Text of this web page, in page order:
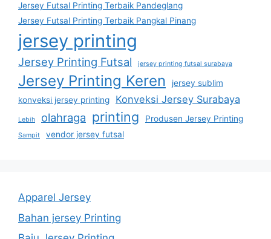
Jersey Futsal Printing Terbaik Pandeglang
Jersey Futsal Printing Terbaik Pangkal Pinang
jersey printing
Jersey Printing Futsal jersey printing futsal surabaya
Jersey Printing Keren
jersey sublim
konveksi jersey printing
Konveksi Jersey Surabaya
Lebih olahraga printing Produsen Jersey Printing
Sampit vendor jersey futsal
Apparel Jersey
Bahan jersey Printing